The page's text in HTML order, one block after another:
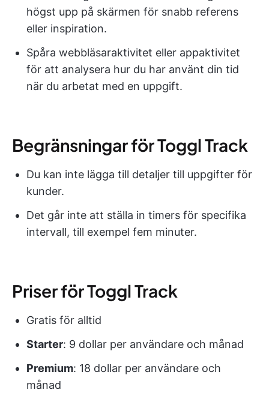
högst upp på skärmen för snabb referens
eller inspiration.
Spåra webbläsaraktivitet eller appaktivitet
för att analysera hur du har använt din tid
när du arbetat med en uppgift.
Begränsningar för Toggl Track
Du kan inte lägga till detaljer till uppgifter för
kunder.
Det går inte att ställa in timers för specifika
intervall, till exempel fem minuter.
Priser för Toggl Track
Gratis för alltid
Starter: 9 dollar per användare och månad
Premium: 18 dollar per användare och
månad